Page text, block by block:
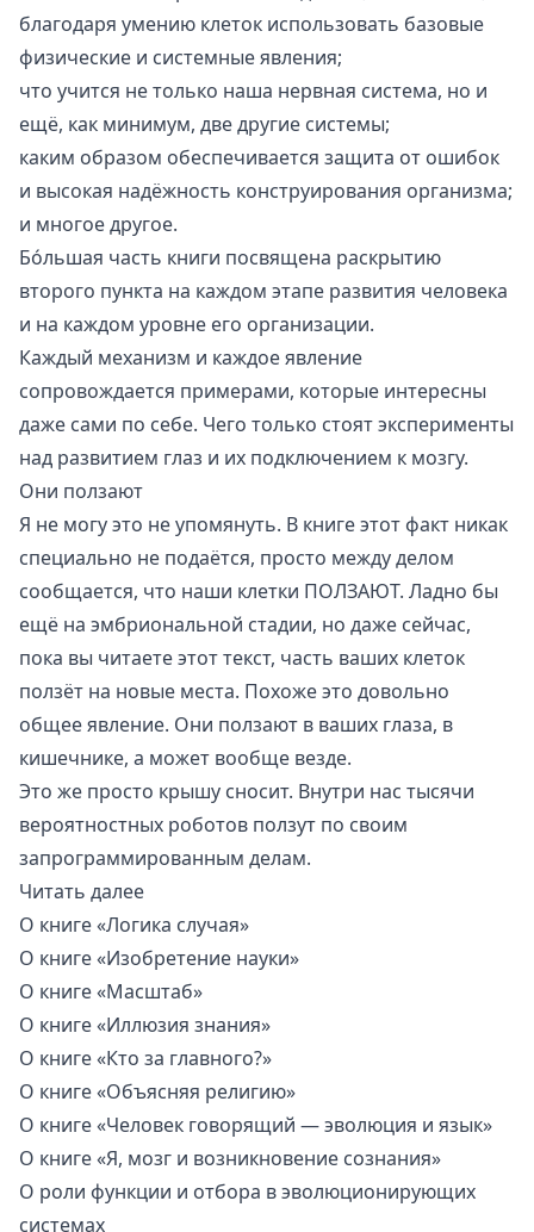
благодаря умению клеток использовать базовые
физические и системные явления;
что учится не только наша нервная система, но и
ещё, как минимум, две другие системы;
каким образом обеспечивается защита от ошибок
и высокая надёжность конструирования организма;
и многое другое.
Бо́льшая часть книги посвящена раскрытию
второго пункта на каждом этапе развития человека
и на каждом уровне его организации.
Каждый механизм и каждое явление
сопровождается примерами, которые интересны
даже сами по себе. Чего только стоят эксперименты
над развитием глаз и их подключением к мозгу.
Они ползают
Я не могу это не упомянуть. В книге этот факт никак
специально не подаётся, просто между делом
сообщается, что наши клетки ПОЛЗАЮТ. Ладно бы
ещё на эмбриональной стадии, но даже сейчас,
пока вы читаете этот текст, часть ваших клеток
ползёт на новые места. Похоже это довольно
общее явление. Они ползают в ваших глаза, в
кишечнике, а может вообще везде.
Это же просто крышу сносит. Внутри нас тысячи
вероятностных роботов ползут по своим
запрограммированным делам.
Читать далее
О книге «Логика случая»
О книге «Изобретение науки»
О книге «Масштаб»
О книге «Иллюзия знания»
О книге «Кто за главного?»
О книге «Объясняя религию»
О книге «Человек говорящий — эволюция и язык»
О книге «Я, мозг и возникновение сознания»
О роли функции и отбора в эволюционирующих
системах